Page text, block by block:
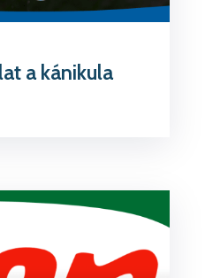
a kánikula